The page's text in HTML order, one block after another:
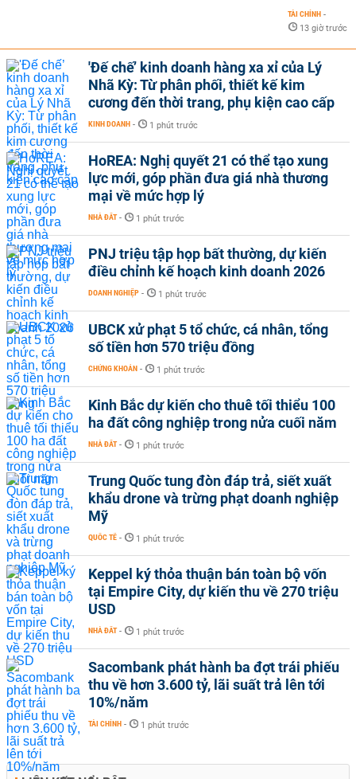
TÀI CHÍNH -
13 giờ trước
'Đế chế’ kinh doanh hàng xa xỉ của Lý
Nhã Kỳ: Từ phân phối, thiết kế kim
cương đến thời trang, phụ kiện cao cấp
KINH DOANH - 1 phút trước
HoREA: Nghị quyết 21 có thể tạo xung
lực mới, góp phần đưa giá nhà thương
mại về mức hợp lý
NHÀ ĐẤT - 1 phút trước
PNJ triệu tập họp bất thường, dự kiến
điều chỉnh kế hoạch kinh doanh 2026
DOANH NGHIỆP - 1 phút trước
UBCK xử phạt 5 tổ chức, cá nhân, tổng
số tiền hơn 570 triệu đồng
CHỨNG KHOÁN - 1 phút trước
Kinh Bắc dự kiến cho thuê tối thiểu 100
ha đất công nghiệp trong nửa cuối năm
NHÀ ĐẤT - 1 phút trước
Trung Quốc tung đòn đáp trả, siết xuất
khẩu drone và trừng phạt doanh nghiệp
Mỹ
QUỐC TẾ - 1 phút trước
Keppel ký thỏa thuận bán toàn bộ vốn
tại Empire City, dự kiến thu về 270 triệu
USD
NHÀ ĐẤT - 1 phút trước
Sacombank phát hành ba đợt trái phiếu
thu về hơn 3.600 tỷ, lãi suất trả lên tới
10%/năm
TÀI CHÍNH - 1 phút trước